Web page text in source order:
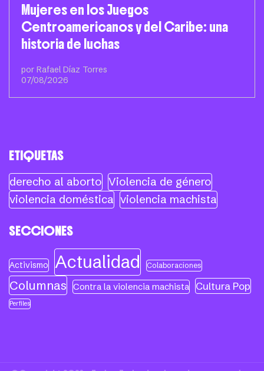
Mujeres en los Juegos
Centroamericanos y del Caribe: una
historia de luchas
por Rafael Díaz Torres
07/08/2026
ETIQUETAS
derecho al aborto Violencia de género
violencia doméstica violencia machista
SECCIONES
Activismo Actualidad Colaboraciones
Columnas Contra la violencia machista Cultura Pop
Perfiles